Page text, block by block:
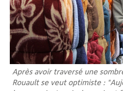
Après avoir traversé une
Rouault se veut optimiste :